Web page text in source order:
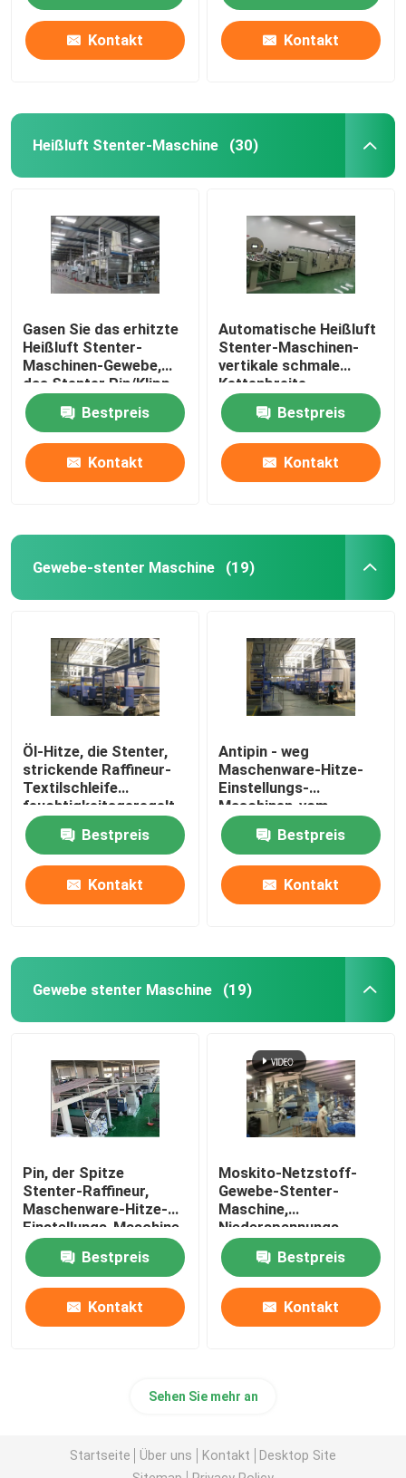
Kontakt Kontakt
Heißluft Stenter-Maschine (30)
Gasen Sie das erhitzte
Heißluft Stenter-
Maschinen-Gewebe,
das Stenter Pin/Klipp
kombiniert werden
beendet Bestpreis
Kontakt
Automatische Heißluft
Stenter-Maschinen-
vertikale schmale
Kettenbreite
besonders angefertigt
Bestpreis
Kontakt
Gewebe-stenter Maschine (19)
Öl-Hitze, die Stenter,
strickende Raffineur-
Textilschleife
feuchtigkeitsgeregelt
einstellt
Bestpreis
Kontakt
Antipin - weg
Maschenware-Hitze-
Einstellungs-
Maschinen-vom
offenen Breiten-
Eintritt/von der
Luftkühlung
Bestpreis
Kontakt
Gewebe stenter Maschine (19)
Pin, der Spitze
Stenter-Raffineur,
Maschenware-Hitze-
Einstellungs-Maschine
hält
Bestpreis
Kontakt
Moskito-Netzstoff-
Gewebe-Stenter-
Maschine,
Niederspannungs-
Heißluft Stenter-
MaschineBestpreis
Kontakt
Sehen Sie mehr an
Startseite Über uns Kontakt
Desktop Site